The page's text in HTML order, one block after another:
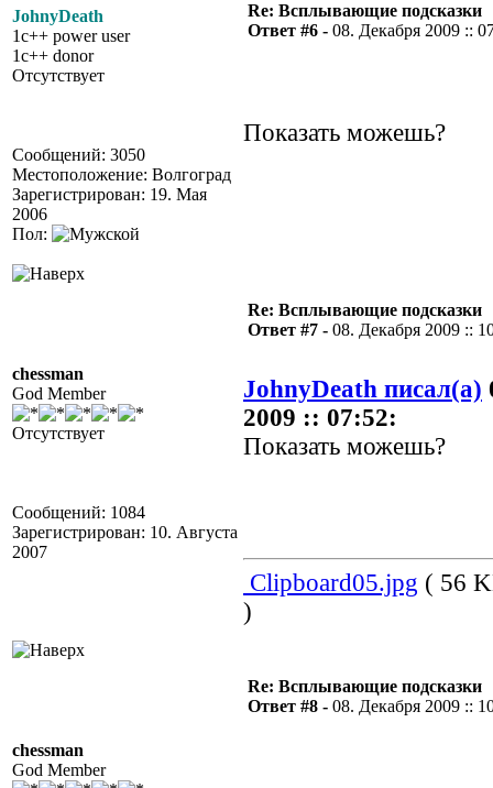
JohnyDeath
1c++ power user
1c++ donor
Отсутствует
Сообщений: 3050
Местоположение: Волгоград
Зарегистрирован: 19. Мая
2006
Пол:
Re: Всплывающие подсказки
Ответ #6 - 08. Декабря 2009 ::
Показать можешь?
chessman
God Member
Отсутствует
Сообщений: 1084
Зарегистрирован: 10. Августа
2007
Re: Всплывающие подсказки
Ответ #7 - 08. Декабря 2009 ::
JohnyDeath писал(а)
2009 :: 07:52:
Показать можешь?
Clipboard05.jpg ( 56
)
chessman
God Member
Re: Всплывающие подсказки
Ответ #8 - 08. Декабря 2009 ::